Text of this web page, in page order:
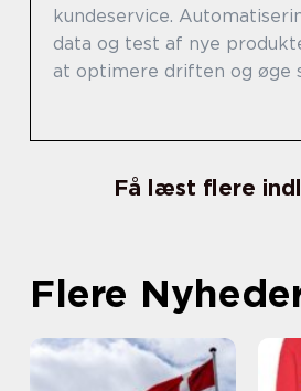
kundeservice.
data og test af nye
at optimere driften og øge
Få læst flere
Flere